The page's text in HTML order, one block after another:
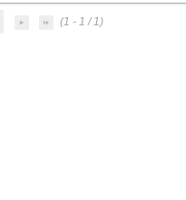
(1 - 1 / 1)